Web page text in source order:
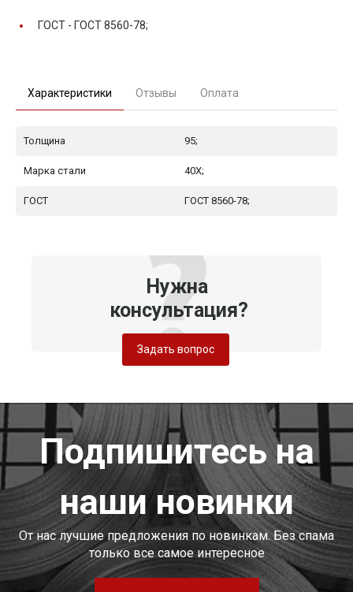
ГОСТ - ГОСТ 8560-78;
Характеристики Отзывы Оплата
Толщина 95;
Марка стали 40Х;
ГОСТ ГОСТ 8560-78;
Нужна
консультация?
Задать вопрос
Подпишитесь на
наши новинки
От нас лучшие предложения по новинкам. Без спама
только все самое интересное